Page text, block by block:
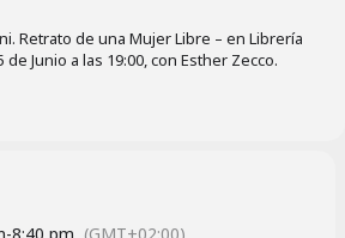
Retrato de una Mujer Libre – en Librería
Junio a las 19:00, con Esther Zecco.